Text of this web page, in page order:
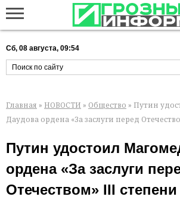
Сб, 08 августа, 09:54
Главная » НОВОСТИ » Общество » Путин
Даудова ордена «За заслуги перед
Путин удостоил
ордена «За заслуги
Отечеством» III степени